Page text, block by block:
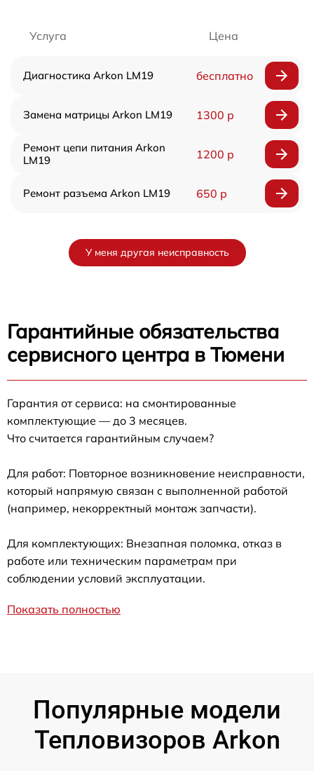
Услуга Цена
Диагностика Arkon LM19 бесплатно
Замена матрицы Arkon LM19 1300 р
Ремонт цепи питания Arkon
LM19
1200 р
Ремонт разъема Arkon LM19 650 р
У меня другая неисправность
Гарантийные обязательства
сервисного центра в Тюмени
Гарантия от сервиса: на смонтированные
комплектующие — до 3 месяцев.
Что считается гарантийным случаем?
Для работ: Повторное возникновение неисправности,
который напрямую связан с выполненной работой
(например, некорректный монтаж запчасти).
Для комплектующих: Внезапная поломка, отказ в
работе или техническим параметрам при
соблюдении условий эксплуатации.
Показать полностью
Популярные модели
Тепловизоров Arkon